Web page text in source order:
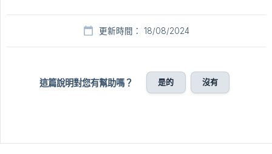
更新時間： 18/08/2024
這篇說明對您有幫助嗎？ 是的 沒有